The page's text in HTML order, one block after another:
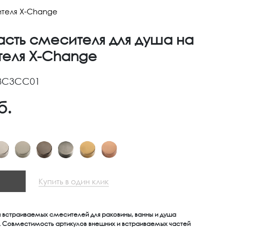
X-Change
смесителя для душа на
X-Change
Купить в один клик
смесителей для раковины, ванны и душа
Совместимость артикулов внешних и встраиваемых частей